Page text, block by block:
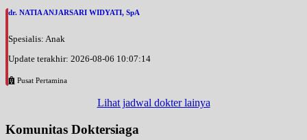
dr. NATIA ANJARSARI WIDYATI, SpA
Spesialis: Anak
Update terakhir: 2026-08-06 10:07:14
Pusat Pertamina
Lihat jadwal dokter lainya
Komunitas Doktersiaga